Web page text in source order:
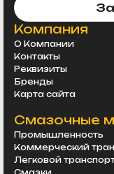
Компания
О Компании
Контакты
Реквизиты
Бренды
Карта сайта
Смазочные
Промышленность
Коммерческий
Легковой